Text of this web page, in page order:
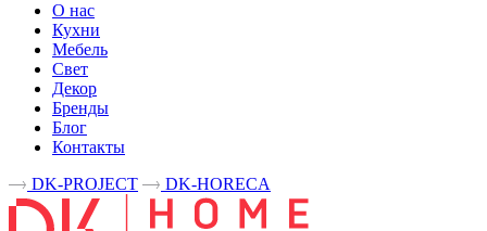
О нас
Кухни
Мебель
Свет
Декор
Бренды
Блог
Контакты
DK-PROJECT
DK-HORECA